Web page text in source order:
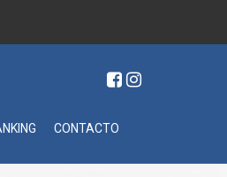
CONTACTO